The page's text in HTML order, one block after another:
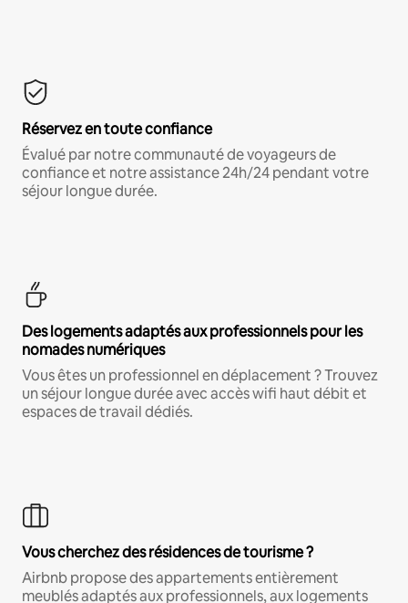
Réservez en toute confiance
Évalué par notre communauté de voyageurs de
confiance et notre assistance 24h/24 pendant votre
séjour longue durée.
Des logements adaptés aux professionnels pour les
nomades numériques
Vous êtes un professionnel en déplacement ? Trouvez
un séjour longue durée avec accès wifi haut débit et
espaces de travail dédiés.
Vous cherchez des résidences de tourisme ?
Airbnb propose des appartements entièrement
meublés adaptés aux professionnels, aux logements